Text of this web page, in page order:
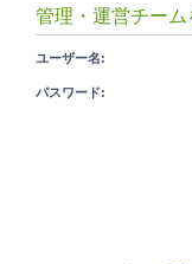
管理・運営チー
ユーザー名:
パスワード: